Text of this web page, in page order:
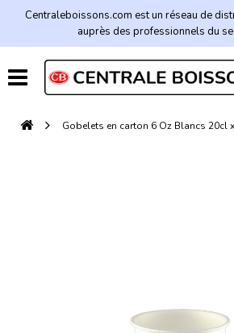
Centraleboissons.com est un réseau de
auprès des professionnels du
Gobelets en carton 6 Oz Blancs 20cl